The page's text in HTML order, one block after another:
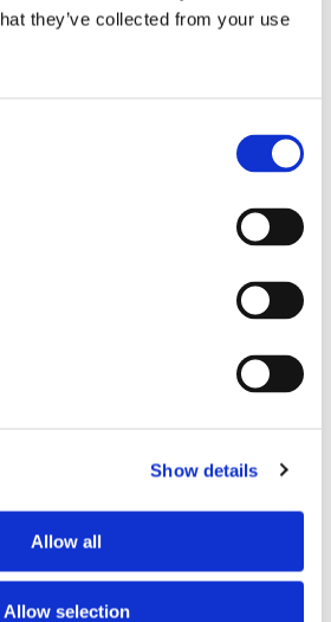
they’ve collected from your use
Show details
Allow all
Allow selection
men
Berg